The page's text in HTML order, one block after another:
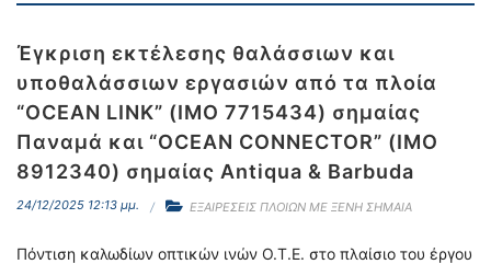
Έγκριση εκτέλεσης θαλάσσιων και
υποθαλάσσιων εργασιών από τα πλοία
“OCEAN LINK” (IMO 7715434) σημαίας
Παναμά και “OCEAN CONNECTOR” (IMO
8912340) σημαίας Antiqua & Barbuda
24/12/2025 12:13 μμ. ΕΞΑΙΡΕΣΕΙΣ ΠΛΟΙΩΝ ΜΕ ΞΕΝΗ ΣΗΜΑΙΑ
Πόντιση καλωδίων οπτικών ινών Ο.Τ.Ε. στο πλαίσιο του έργου